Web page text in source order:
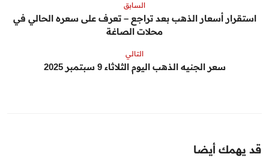
السابق
استقرار أسعار الذهب بعد تراجع – تعرف على سعره الحالي في
محلات الصاغة
التالي
سعر الجنيه الذهب اليوم الثلاثاء 9 سبتمبر 2025
قد يهمك أيضا